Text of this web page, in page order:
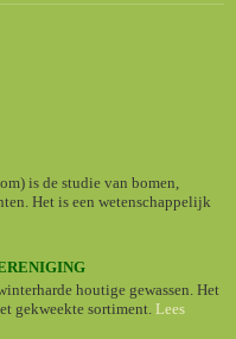
is de studie van bomen,
Het is een wetenschappelijk
houtige gewassen. Het
gekweekte sortiment. Lees